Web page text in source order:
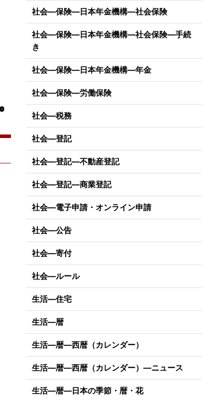
社会―保険―日本年金機構―社会保険
社会―保険―日本年金機構―社会保険―手続
き
社会―保険―日本年金機構―年金
社会―保険―労働保険
社会―税務
社会―登記
社会―登記―不動産登記
社会―登記―商業登記
社会―電子申請・オンライン申請
社会―公告
社会―寄付
社会―ルール
生活―住宅
生活―暦
生活―暦―西暦（カレンダー）
生活―暦―西暦（カレンダー）―ニュース
生活―暦―日本の季節・暦・花